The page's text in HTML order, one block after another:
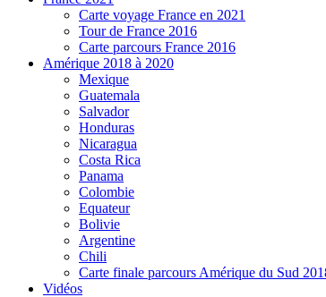
Carte voyage France en 2021
Tour de France 2016
Carte parcours France 2016
Amérique 2018 à 2020
Mexique
Guatemala
Salvador
Honduras
Nicaragua
Costa Rica
Panama
Colombie
Equateur
Bolivie
Argentine
Chili
Carte finale parcours Amérique du Sud
Vidéos